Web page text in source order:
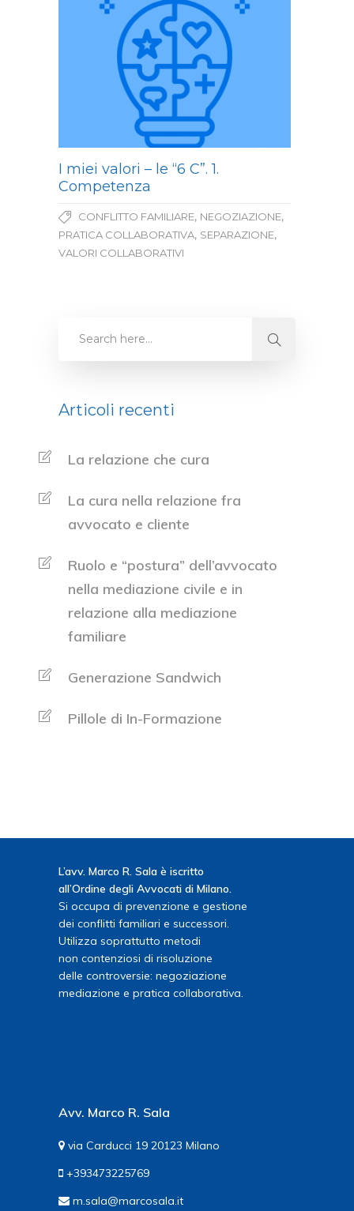
I miei valori – le “6 C”. 1.
Competenza
CONFLITTO FAMILIARE, NEGOZIAZIONE,
PRATICA COLLABORATIVA, SEPARAZIONE,
VALORI COLLABORATIVI
Articoli recenti
La relazione che cura
La cura nella relazione fra
avvocato e cliente
Ruolo e “postura” dell’avvocato
nella mediazione civile e in
relazione alla mediazione
familiare
Generazione Sandwich
Pillole di In-Formazione
L’avv. Marco R. Sala è iscritto
all’Ordine degli Avvocati di Milano.
Si occupa di prevenzione e gestione
dei conflitti familiari e successori.
Utilizza soprattutto metodi
non contenziosi di risoluzione
delle controversie: negoziazione
mediazione e pratica collaborativa.
Avv. Marco R. Sala
via Carducci 19 20123 Milano
+393473225769
m.sala@marcosala.it